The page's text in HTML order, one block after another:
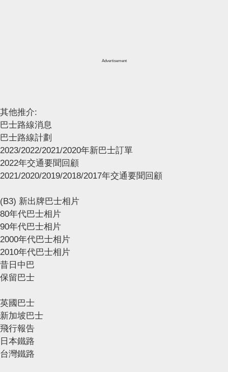
Advertisement
其他推介:
巴士路線消息
巴士路線計劃
2023/2022/2021/2020年新巴士訂單
2022年交通要聞回顧
2021/2020/2019/2018/2017年交通要聞回顧
(B3) 新出牌巴士相片
80年代巴士相片
90年代巴士相片
2000年代巴士相片
2010年代巴士相片
昔日中巴
保留巴士
英國巴士
新加坡巴士
飛行報告
日本鐵路
台灣鐵路